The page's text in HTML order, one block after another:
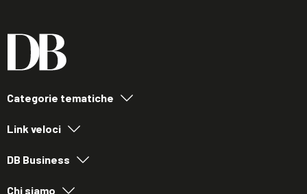
Categorie tematiche
Link veloci
DB Business
Chi siamo